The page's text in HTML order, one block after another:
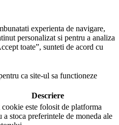
experienta de navigare,
personalizat si pentru a analiza
toate”, sunteti de acord cu
ca site-ul sa functioneze
Descriere
cookie este folosit de platforma
a stoca preferintele de moneda ale